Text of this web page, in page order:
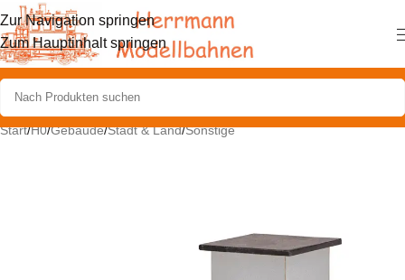
Zur Navigation springen
Zum Hauptinhalt springen
Start/H0/Gebäude/Stadt & Land/Sonstige